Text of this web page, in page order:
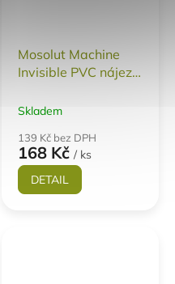
Mosolut Machine
Invisible PVC nájezd
Skladem
139 Kč bez DPH
168 Kč / ks
DETAIL